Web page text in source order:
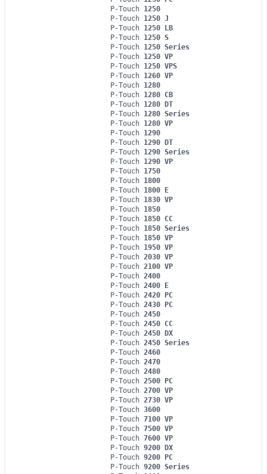
P-Touch 1250
P-Touch 1250 J
P-Touch 1250 LB
P-Touch 1250 S
P-Touch 1250 Series
P-Touch 1250 VP
P-Touch 1250 VPS
P-Touch 1260 VP
P-Touch 1280
P-Touch 1280 CB
P-Touch 1280 DT
P-Touch 1280 Series
P-Touch 1280 VP
P-Touch 1290
P-Touch 1290 DT
P-Touch 1290 Series
P-Touch 1290 VP
P-Touch 1750
P-Touch 1800
P-Touch 1800 E
P-Touch 1830 VP
P-Touch 1850
P-Touch 1850 CC
P-Touch 1850 Series
P-Touch 1850 VP
P-Touch 1950 VP
P-Touch 2030 VP
P-Touch 2100 VP
P-Touch 2400
P-Touch 2400 E
P-Touch 2420 PC
P-Touch 2430 PC
P-Touch 2450
P-Touch 2450 CC
P-Touch 2450 DX
P-Touch 2450 Series
P-Touch 2460
P-Touch 2470
P-Touch 2480
P-Touch 2500 PC
P-Touch 2700 VP
P-Touch 2730 VP
P-Touch 3600
P-Touch 7100 VP
P-Touch 7500 VP
P-Touch 7600 VP
P-Touch 9200 DX
P-Touch 9200 PC
P-Touch 9200 Series